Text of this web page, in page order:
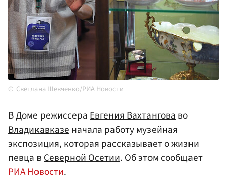
Светлана Шевченко/РИА Новости
В Доме режиссераЕвгения Вахтанговаво
Владикавказеначала работу музейная
экспозиция, которая рассказывает о жизни
певца вСеверной Осетии. Об этом сообщает
РИА Новости.